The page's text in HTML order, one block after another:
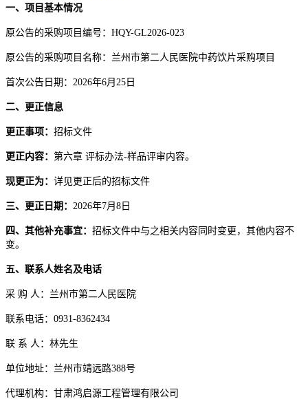
一、项目基本情况
原公告的采购项目编号： HQY-GL2026-023
原公告的采购项目名称：兰州市第二人民医院中药饮片采购项目
首次公告日期： 2026年6月25日
二、更正信息
更正事项： 招标文件
更正内容： 第六章 评标办法-样品评审内容。
现更正为： 详见更正后的招标文件
三、更正日期： 2026年7月8日
四、其他补充事宜： 招标文件中与之相关内容同时变更，其他内容不
变。
五、联系人姓名及电话
采 购 人：兰州市第二人民医院
联系电话： 0931-8362434
联 系 人：林先生
单位地址：兰州市靖远路388号
代理机构：甘肃鸿启源工程管理有限公司